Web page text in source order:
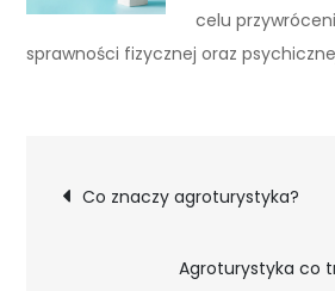
celu
sprawności fizycznej oraz
Nawigacja
wpisu
Co znaczy agroturystyka?
Agroturystyka co